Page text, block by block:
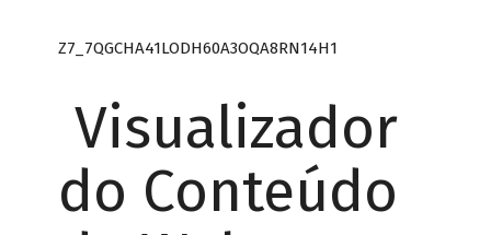
Z7_7QGCHA41LODH60A3OQA8RN14H1
Visualizador
do Conteúdo